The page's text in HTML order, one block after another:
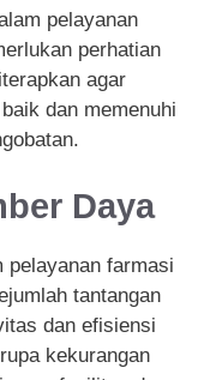
pelayanan
perhatian
agar
dan memenuhi
Daya
pelayanan farmasi
tantangan
dan efisiensi
kekurangan